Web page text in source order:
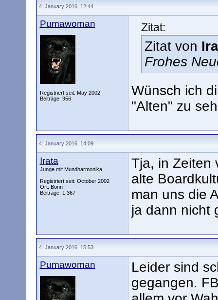
4. January 2016, 12:44
Pumawoman
Registriert seit: May 2002
Beiträge: 956
Zitat:
Zitat von
Frohes
Wünsch ich
"Alten" zu
4. January 2016, 14:09
Irata
Junge mit Mundharmonika
Registriert seit: October 2002
Ort: Bonn
Beiträge: 1.367
Tja, in Zeiten
alte
man uns die
ja dann nicht
4. January 2016, 15:53
Pumawoman
Leider sind
gegangen.